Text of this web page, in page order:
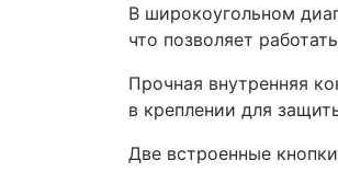
В широкоугольном
что позволяет
Прочная внутренняя
в креплении для
Две встроенные